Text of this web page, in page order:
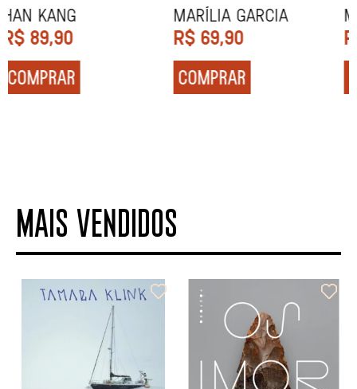
Marina Tvetáieva
R$ 49,90
COMPRAR
Jeovanna Vieira
R$ 89,90
COMPRAR
MAIS VENDIDOS